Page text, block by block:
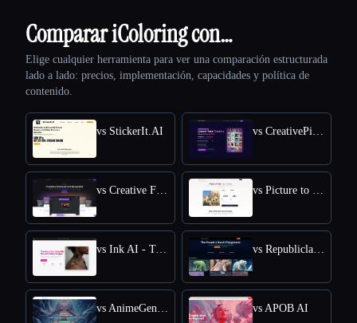
Comparar iColoring con…
Elige cualquier herramienta para ver una comparación estructurada
lado a lado: precios, implementación, capacidades y política de
contenido.
vs StickerIt.AI vs CreativePixel
vs Creative Fabrica vs Picture to Drawing
vs Ink AI - Tattoo Generator vs Republiclabs.ai
vs AnimeGenius vs APOB AI